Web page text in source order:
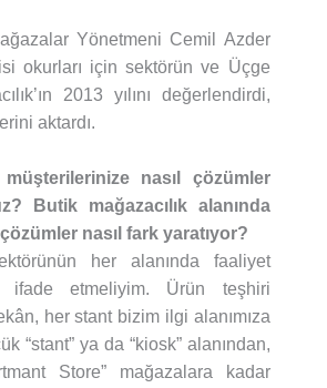
Yönetmeni Cemil Azder
okurları için sektörün ve Üçge
2013 yılını değerlendirdi,
aktardı.
nasıl çözümler
Butik mağazacılık alanında
nasıl fark yaratıyor?
her alanında faaliyet
ifade etmeliyim. Ürün teşhiri
her stant bizim ilgi alanımıza
“stant” ya da “kiosk” alanından,
Store” mağazalara kadar